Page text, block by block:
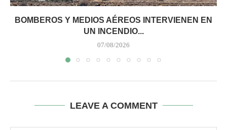
BOMBEROS Y MEDIOS AÉREOS INTERVIENEN EN
UN INCENDIO...
07/08/2026
LEAVE A COMMENT